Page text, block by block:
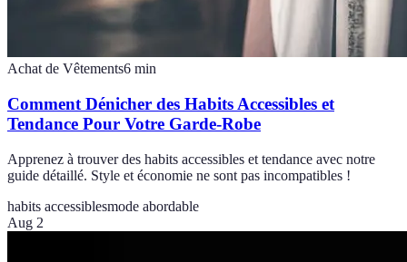
Achat de Vêtements6 min
Comment Dénicher des Habits Accessibles et
Tendance Pour Votre Garde-Robe
Apprenez à trouver des habits accessibles et tendance avec notre
guide détaillé. Style et économie ne sont pas incompatibles !
habits accessiblesmode abordable
Aug 2